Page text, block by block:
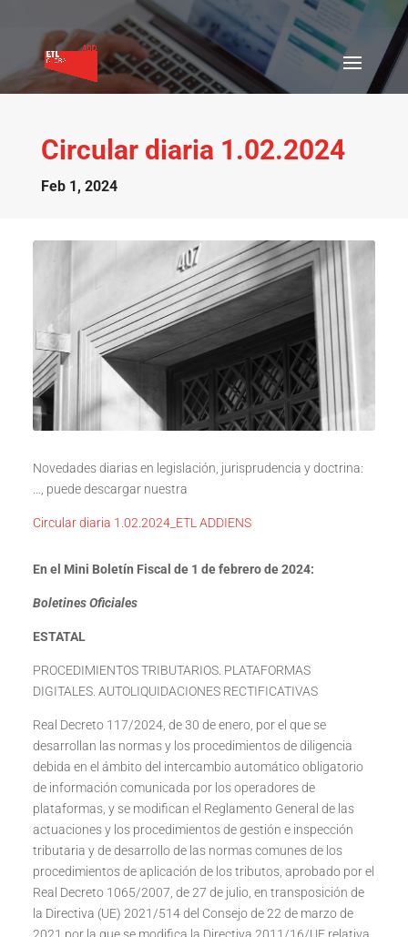
Circular diaria 1.02.2024
Feb 1, 2024
Novedades diarias en legislación, jurisprudencia y doctrina:
…, puede descargar nuestra
Circular diaria 1.02.2024_ETL ADDIENS
En el Mini Boletín Fiscal de 1 de febrero de 2024:
Boletines Oficiales
ESTATAL
PROCEDIMIENTOS TRIBUTARIOS. PLATAFORMAS
DIGITALES. AUTOLIQUIDACIONES RECTIFICATIVAS
Real Decreto 117/2024, de 30 de enero, por el que se
desarrollan las normas y los procedimientos de diligencia
debida en el ámbito del intercambio automático obligatorio
de información comunicada por los operadores de
plataformas, y se modifican el Reglamento General de las
actuaciones y los procedimientos de gestión e inspección
tributaria y de desarrollo de las normas comunes de los
procedimientos de aplicación de los tributos, aprobado por el
Real Decreto 1065/2007, de 27 de julio, en transposición de
la Directiva (UE) 2021/514 del Consejo de 22 de marzo de